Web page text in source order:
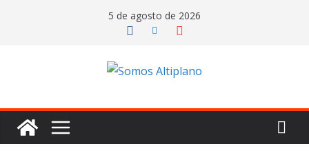
5 de agosto de 2026